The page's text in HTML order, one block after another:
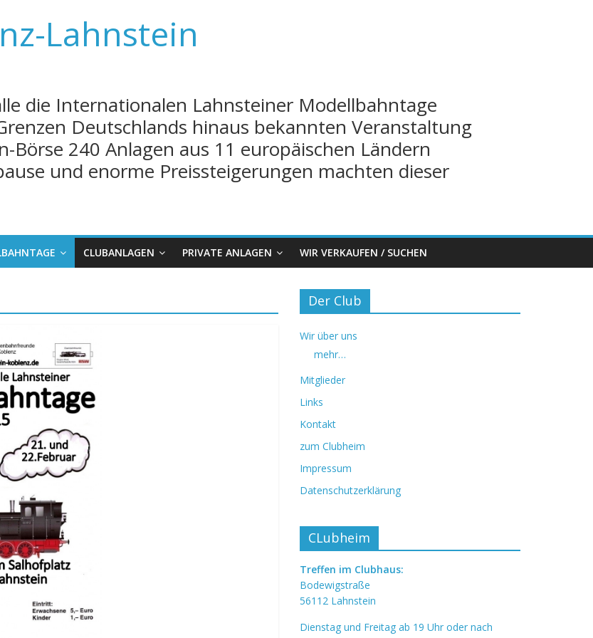
Lahnstein
die Internationalen Lahnsteiner Modellbahntage
Deutschlands hinaus bekannten Veranstaltung
240 Anlagen aus 11 europäischen Ländern
und enorme Preissteigerungen machten dieser
CLUBANLAGEN PRIVATE ANLAGEN WIR VERKAUFEN / SUCHEN
Der Club
Wir über uns
mehr…
Mitglieder
Links
Kontakt
zum Clubheim
Impressum
Datenschutzerklärung
CLubheim
Treffen im Clubhaus:
Bodewigstraße
56112 Lahnstein
Dienstag und Freitag ab 19 Uhr oder nach